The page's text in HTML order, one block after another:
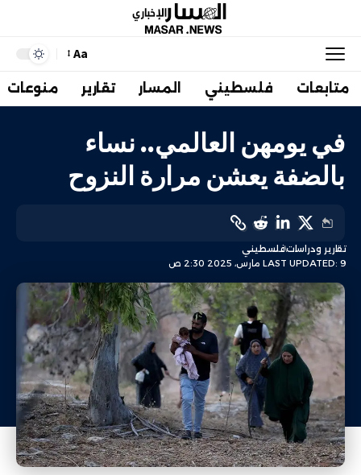
Aa
متابعات فلسطيني المسار تقارير منوعات
في يومهن العالمي.. نساء
بالضفة يعشن مرارة النزوح
LAST UPDATED: 9 مارس، 2025 2:30 ص
تقارير ودراساتفلسطيني